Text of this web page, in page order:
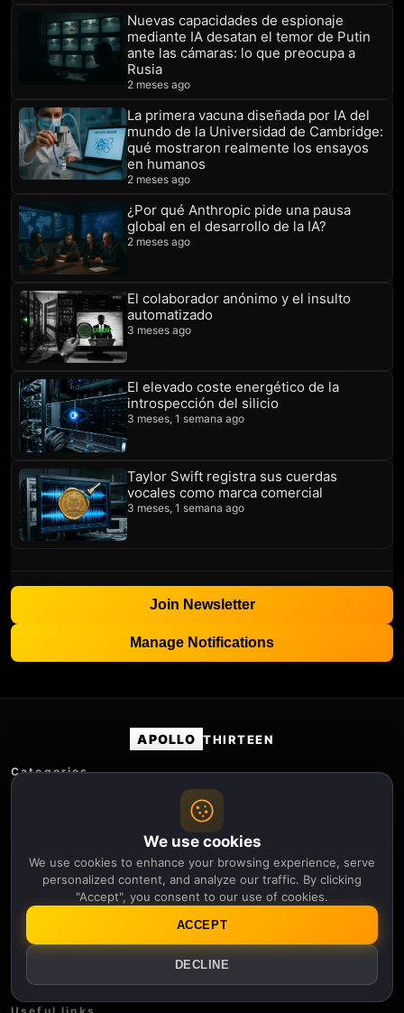
Nuevas capacidades de espionaje
mediante IA desatan el temor de Putin
ante las cámaras: lo que preocupa a
Rusia
2 meses ago
La primera vacuna diseñada por IA del
mundo de la Universidad de Cambridge:
qué mostraron realmente los ensayos
en humanos
2 meses ago
¿Por qué Anthropic pide una pausa
global en el desarrollo de la IA?
2 meses ago
El colaborador anónimo y el insulto
automatizado
3 meses ago
El elevado coste energético de la
introspección del silicio
3 meses, 1 semana ago
Taylor Swift registra sus cuerdas
vocales como marca comercial
3 meses, 1 semana ago
Join Newsletter
Manage Notifications
APOLLO THIRTEEN
Categories
Historia
Ciencia
Espacio
Tecnología
We use cookies
We use cookies to enhance your browsing experience, serve
personalized content, and analyze our traffic. By clicking
"Accept", you consent to our use of cookies.
DECLINE
ACCEPT